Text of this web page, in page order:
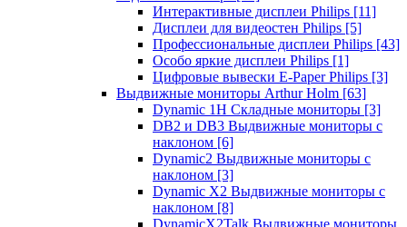
Интерактивные дисплеи Philips [11]
Дисплеи для видеостен Philips [5]
Профессиональные дисплеи Philips [43]
Особо яркие дисплеи Philips [1]
Цифровые вывески E-Paper Philips [3]
Выдвижные мониторы Arthur Holm [63]
Dynamic 1Н Складные мониторы [3]
DB2 и DB3 Выдвижные мониторы с
наклоном [6]
Dynamic2 Выдвижные мониторы с
наклоном [3]
Dynamic X2 Выдвижные мониторы с
наклоном [8]
DynamicX2Talk Выдвижные мониторы